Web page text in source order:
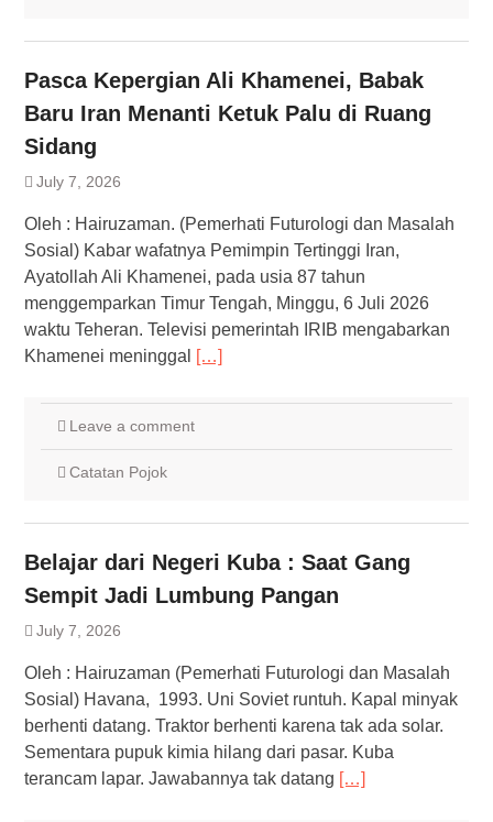
Pasca Kepergian Ali Khamenei, Babak
Baru Iran Menanti Ketuk Palu di Ruang
Sidang
July 7, 2026
Oleh : Hairuzaman. (Pemerhati Futurologi dan Masalah
Sosial) Kabar wafatnya Pemimpin Tertinggi Iran,
Ayatollah Ali Khamenei, pada usia 87 tahun
menggemparkan Timur Tengah, Minggu, 6 Juli 2026
waktu Teheran. Televisi pemerintah IRIB mengabarkan
Khamenei meninggal
[…]
Leave a comment
Catatan Pojok
Belajar dari Negeri Kuba : Saat Gang
Sempit Jadi Lumbung Pangan
July 7, 2026
Oleh : Hairuzaman (Pemerhati Futurologi dan Masalah
Sosial) Havana, 1993. Uni Soviet runtuh. Kapal minyak
berhenti datang. Traktor berhenti karena tak ada solar.
Sementara pupuk kimia hilang dari pasar. Kuba
terancam lapar. Jawabannya tak datang […]